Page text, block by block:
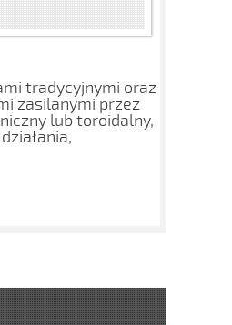
tradycyjnymi oraz
zasilanymi przez
lub toroidalny,